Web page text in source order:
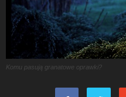
Komu pasują granatowe oprawki?